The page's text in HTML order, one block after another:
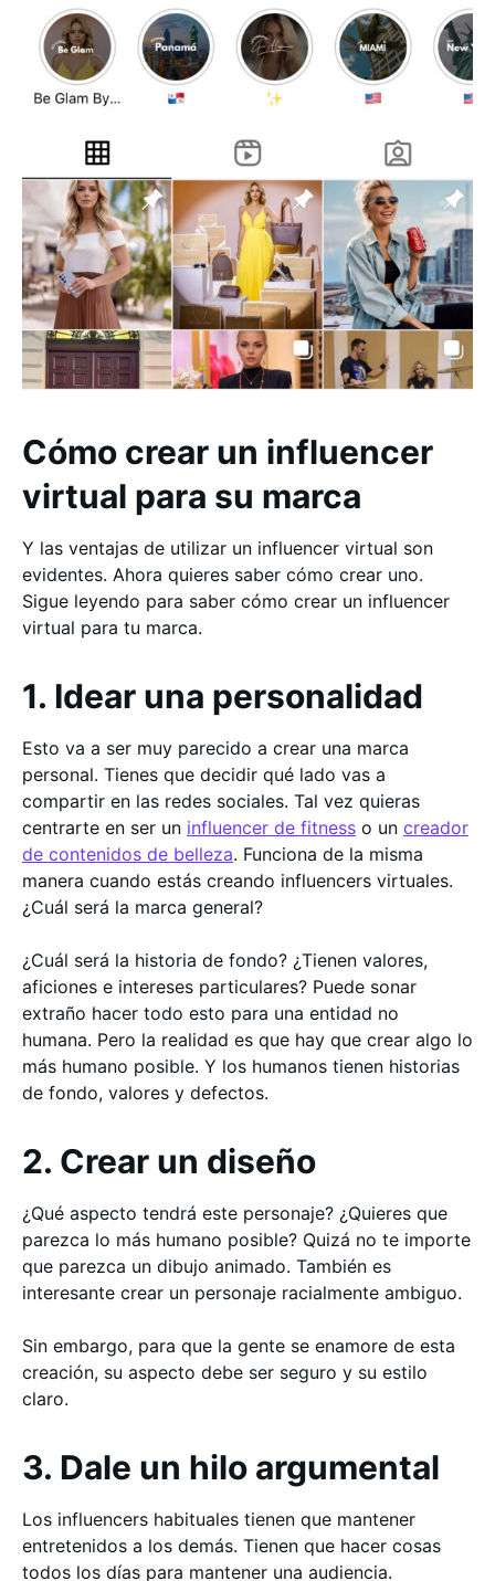
Cómo crear un influencer
virtual para su marca
Y las ventajas de utilizar un influencer virtual son
evidentes. Ahora quieres saber cómo crear uno.
Sigue leyendo para saber cómo crear un influencer
virtual para tu marca.
1. Idear una personalidad
Esto va a ser muy parecido a crear una marca
personal. Tienes que decidir qué lado vas a
compartir en las redes sociales. Tal vez quieras
centrarte en ser un influencer de fitness o un creador
de contenidos de belleza. Funciona de la misma
manera cuando estás creando influencers virtuales.
¿Cuál será la marca general?
¿Cuál será la historia de fondo? ¿Tienen valores,
aficiones e intereses particulares? Puede sonar
extraño hacer todo esto para una entidad no
humana. Pero la realidad es que hay que crear algo lo
más humano posible. Y los humanos tienen historias
de fondo, valores y defectos.
2. Crear un diseño
¿Qué aspecto tendrá este personaje? ¿Quieres que
parezca lo más humano posible? Quizá no te importe
que parezca un dibujo animado. También es
interesante crear un personaje racialmente ambiguo.
Sin embargo, para que la gente se enamore de esta
creación, su aspecto debe ser seguro y su estilo
claro.
3. Dale un hilo argumental
Los influencers habituales tienen que mantener
entretenidos a los demás. Tienen que hacer cosas
todos los días para mantener una audiencia.